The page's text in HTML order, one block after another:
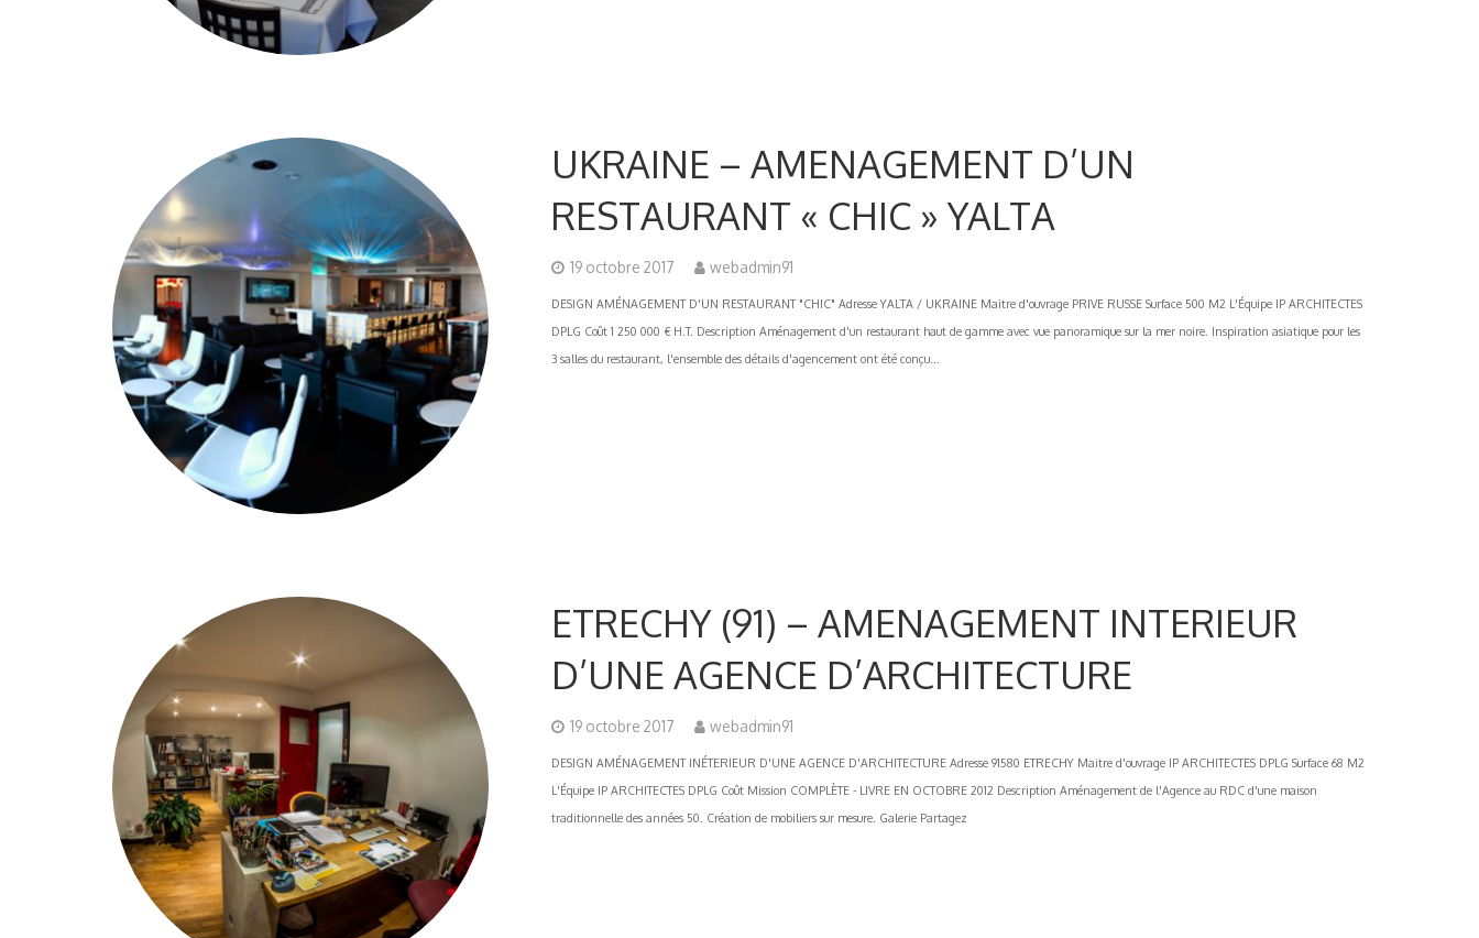
UKRAINE – AMENAGEMENT D’UN
RESTAURANT « CHIC » YALTA
19 octobre 2017 webadmin91
DESIGN AMÉNAGEMENT D'UN RESTAURANT "CHIC" Adresse YALTA / UKRAINE Maitre d'ouvrage PRIVE RUSSE Surface 500 M2 L'Équipe IP ARCHITECTES
DPLG Coût 1 250 000 € H.T. Description Aménagement d'un restaurant haut de gamme avec vue panoramique sur la mer noire. Inspiration asiatique pour les
3 salles du restaurant, l'ensemble des détails d'agencement ont été conçu...
ETRECHY (91) – AMENAGEMENT INTERIEUR
D’UNE AGENCE D’ARCHITECTURE
19 octobre 2017 webadmin91
DESIGN AMÉNAGEMENT INÉTERIEUR D'UNE AGENCE D'ARCHITECTURE Adresse 91580 ETRECHY Maitre d'ouvrage IP ARCHITECTES DPLG Surface 68 M2
L'Équipe IP ARCHITECTES DPLG Coût Mission COMPLÈTE - LIVRE EN OCTOBRE 2012 Description Aménagement de l'Agence au RDC d'une maison
traditionnelle des années 50. Création de mobiliers sur mesure. Galerie Partagez